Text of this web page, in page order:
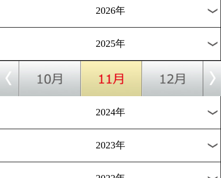
■360°動画はファイルサイズが大きいためwifi環境でのご視聴
■Android機器の場合はAndroid 4.3以降推奨。
※Android端末の場合、標準ブラウザでは動画が再生できない
すべての過去動画
2026年